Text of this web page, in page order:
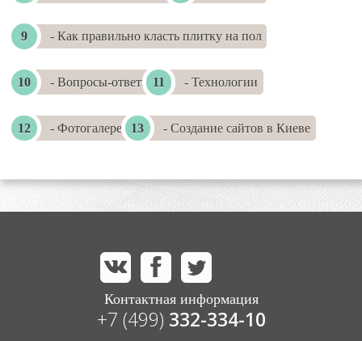
- Как правильно класть плитку на пол
- Вопросы-ответы - Технологии
- Фотогалереи - Создание сайтов в Киеве
Контактная информация
+7 (499) 332-334-10